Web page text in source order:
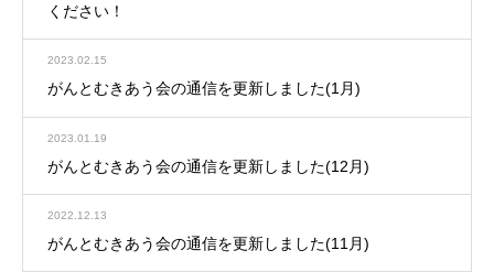
ください！
2023.02.15
がんとむきあう会の通信を更新しました(1月)
2023.01.19
がんとむきあう会の通信を更新しました(12月)
2022.12.13
がんとむきあう会の通信を更新しました(11月)